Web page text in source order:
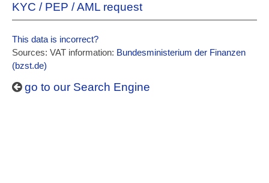
KYC / PEP / AML request
This data is incorrect?
Sources: VAT information: Bundesministerium der Finanzen
(bzst.de)
go to our Search Engine